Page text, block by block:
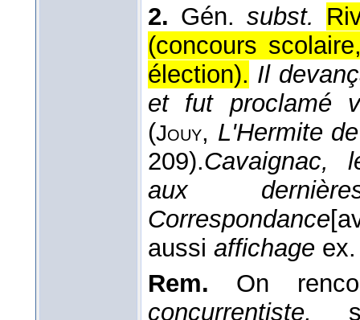
2. Gén.subst.
(concours
élection). Il
et fut proclamé
(Jouy, L'Hermite
209).Cavaignac,
aux
Correspondance
aussi affichage
Rem. On
concurrentiste,